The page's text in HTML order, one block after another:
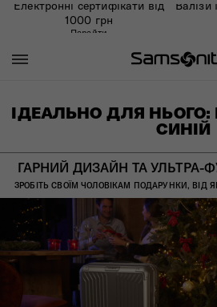
Електронні сертифікати від
1000 грн
Перейти
ІДЕАЛЬНО ДЛЯ НЬОГО:
СИНІЙ
ГАРНИЙ ДИЗАЙН ТА УЛЬТРА-
ЗРОБІТЬ СВОЇМ ЧОЛОВІКАМ ПОДАРУНКИ, ВІД